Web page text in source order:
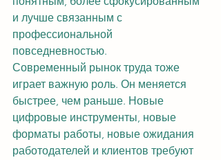
и лучше связанным с
профессиональной
повседневностью.
Современный рынок труда тоже
играет важную роль. Он меняется
быстрее, чем раньше. Новые
цифровые инструменты, новые
форматы работы, новые ожидания
работодателей и клиентов требуют